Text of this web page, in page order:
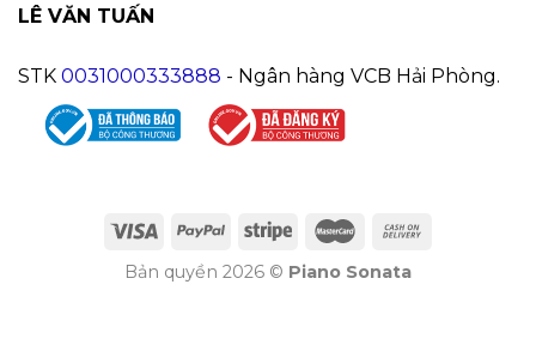
LÊ VĂN TUẤN
STK 0031000333888 - Ngân hàng VCB Hải Phòng.
Bản quyền 2026 © Piano Sonata